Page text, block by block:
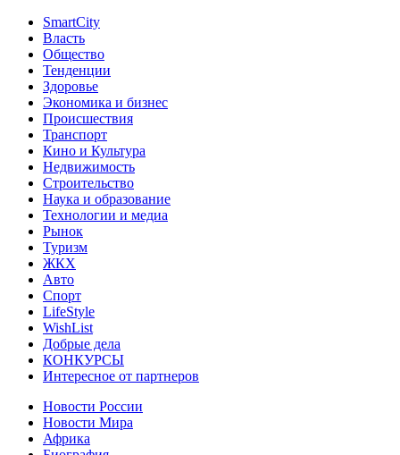
SmartCity
Власть
Общество
Тенденции
Здоровье
Экономика и бизнес
Происшествия
Транспорт
Кино и Культура
Недвижимость
Строительство
Наука и образование
Технологии и медиа
Рынок
Туризм
ЖКХ
Авто
Спорт
LifeStyle
WishList
Добрые дела
КОНКУРСЫ
Интересное от партнеров
Новости России
Новости Мира
Африка